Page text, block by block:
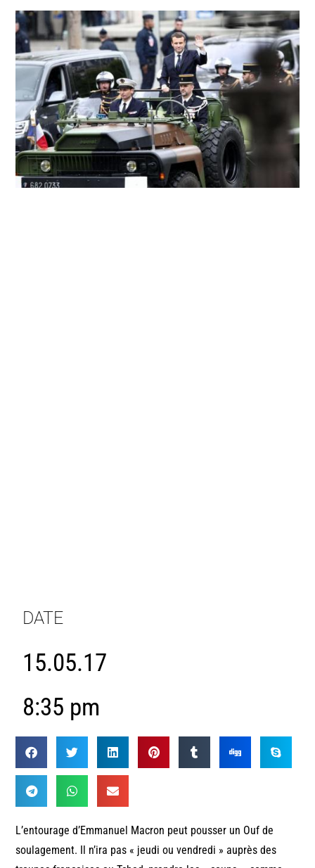
DATE
15.05.17
8:35 pm
L’entourage d’Emmanuel Macron peut pousser un Ouf de
soulagement. Il n’ira pas « jeudi ou vendredi » auprès des